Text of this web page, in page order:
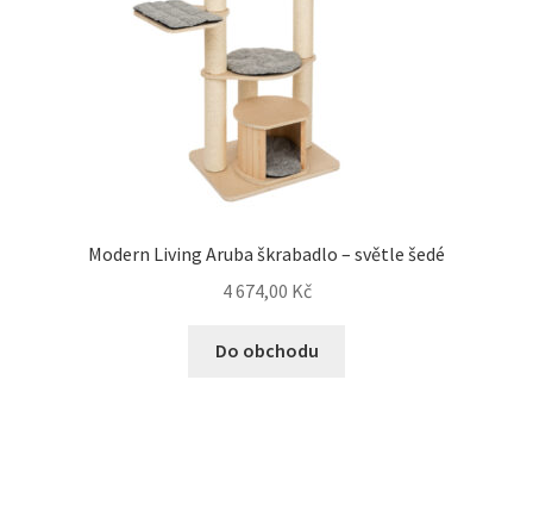
Modern Living Aruba škrabadlo – světle šedé
4 674,00 Kč
Do obchodu